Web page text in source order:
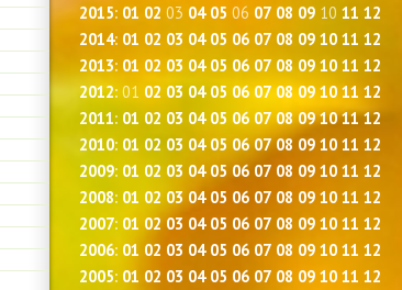
2015: 01 02 03 04 05 06 07 08 09 10 11 12
2014: 01 02 03 04 05 06 07 08 09 10 11 12
2013: 01 02 03 04 05 06 07 08 09 10 11 12
2012: 01 02 03 04 05 06 07 08 09 10 11 12
2011: 01 02 03 04 05 06 07 08 09 10 11 12
2010: 01 02 03 04 05 06 07 08 09 10 11 12
2009: 01 02 03 04 05 06 07 08 09 10 11 12
2008: 01 02 03 04 05 06 07 08 09 10 11 12
2007: 01 02 03 04 05 06 07 08 09 10 11 12
2006: 01 02 03 04 05 06 07 08 09 10 11 12
2005: 01 02 03 04 05 06 07 08 09 10 11 12